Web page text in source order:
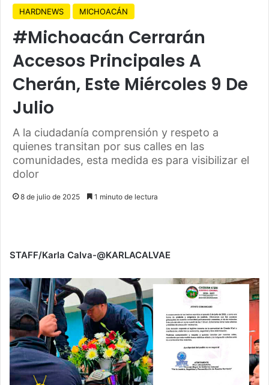
HARDNEWS MICHOACÁN
#Michoacán Cerrarán
Accesos Principales A
Cherán, Este Miércoles 9 De
Julio
A la ciudadanía comprensión y respeto a
quienes transitan por sus calles en las
comunidades, esta medida es para visibilizar el
dolor
8 de julio de 2025 1 minuto de lectura
STAFF/Karla Calva-@KARLACALVAE